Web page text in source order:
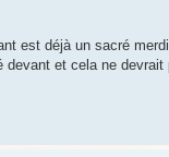
est déjà un sacré
et cela ne